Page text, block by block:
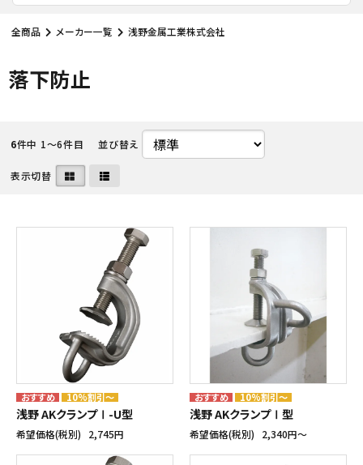
全商品 メーカー一覧 浅野金属工業株式会社
落下防止
6件中 1〜6件目 並び替え
表示切替
10%割引～
浅野 AKクランプⅠ-U型
希望価格(税別) 2,745円
10%割引～
浅野 AKクランプⅠ型
希望価格(税別) 2,340円〜